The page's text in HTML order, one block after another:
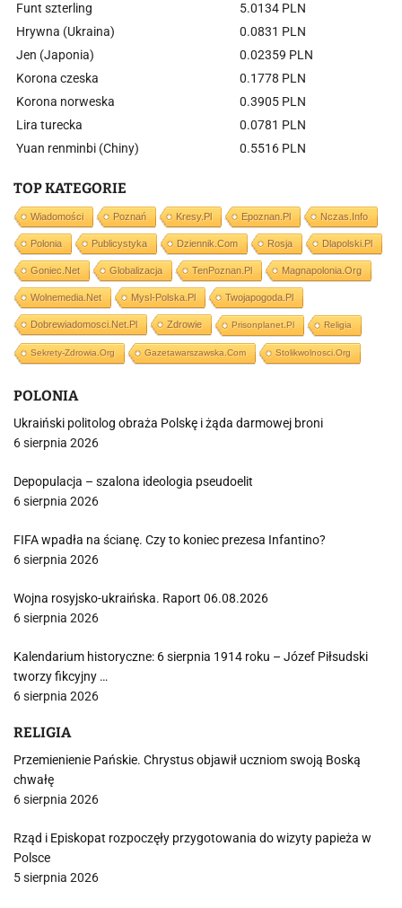
Funt szterling
5.0134 PLN
Hrywna (Ukraina)
0.0831 PLN
Jen (Japonia)
0.02359 PLN
Korona czeska
0.1778 PLN
Korona norweska
0.3905 PLN
Lira turecka
0.0781 PLN
Yuan renminbi (Chiny)
0.5516 PLN
TOP KATEGORIE
Wiadomości Poznań Kresy.pl Epoznan.pl Nczas.info
Polonia Publicystyka Dziennik.com Rosja Dlapolski.pl
Goniec.net Globalizacja TenPoznan.pl Magnapolonia.org
Wolnemedia.net Mysl-Polska.pl Twojapogoda.pl
Dobrewiadomosci.net.pl Zdrowie Prisonplanet.pl Religia
Sekrety-Zdrowia.org Gazetawarszawska.com Stolikwolnosci.org
POLONIA
Ukraiński politolog obraża Polskę i żąda darmowej broni
6 sierpnia 2026
Depopulacja – szalona ideologia pseudoelit
6 sierpnia 2026
FIFA wpadła na ścianę. Czy to koniec prezesa Infantino?
6 sierpnia 2026
Wojna rosyjsko-ukraińska. Raport 06.08.2026
6 sierpnia 2026
Kalendarium historyczne: 6 sierpnia 1914 roku – Józef Piłsudski
tworzy fikcyjny …
6 sierpnia 2026
RELIGIA
Przemienienie Pańskie. Chrystus objawił uczniom swoją Boską
chwałę
6 sierpnia 2026
Rząd i Episkopat rozpoczęły przygotowania do wizyty papieża w
Polsce
5 sierpnia 2026